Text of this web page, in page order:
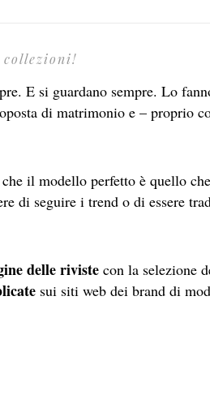
collezioni!
E si guardano sempre. Lo
di matrimonio e – proprio
il modello perfetto è quello
di seguire i trend o di essere
delle riviste con la selezione
sui siti web dei brand di